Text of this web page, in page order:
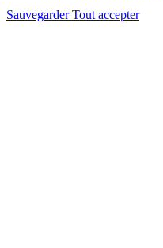
SauvegarderTout accepter